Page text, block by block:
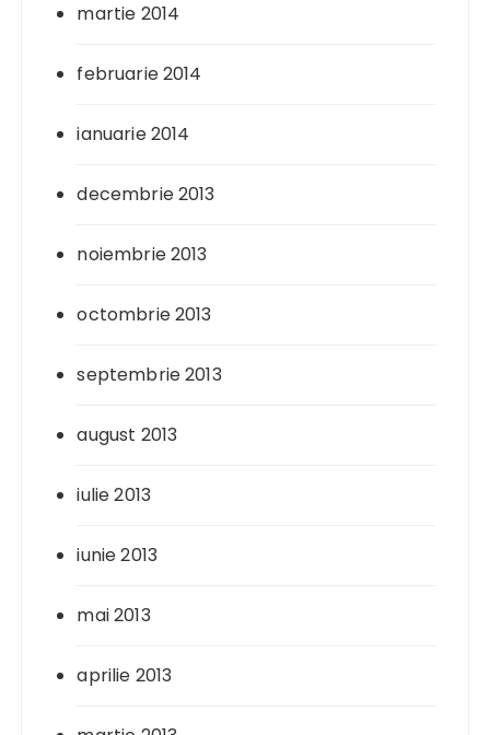
martie 2014
februarie 2014
ianuarie 2014
decembrie 2013
noiembrie 2013
octombrie 2013
septembrie 2013
august 2013
iulie 2013
iunie 2013
mai 2013
aprilie 2013